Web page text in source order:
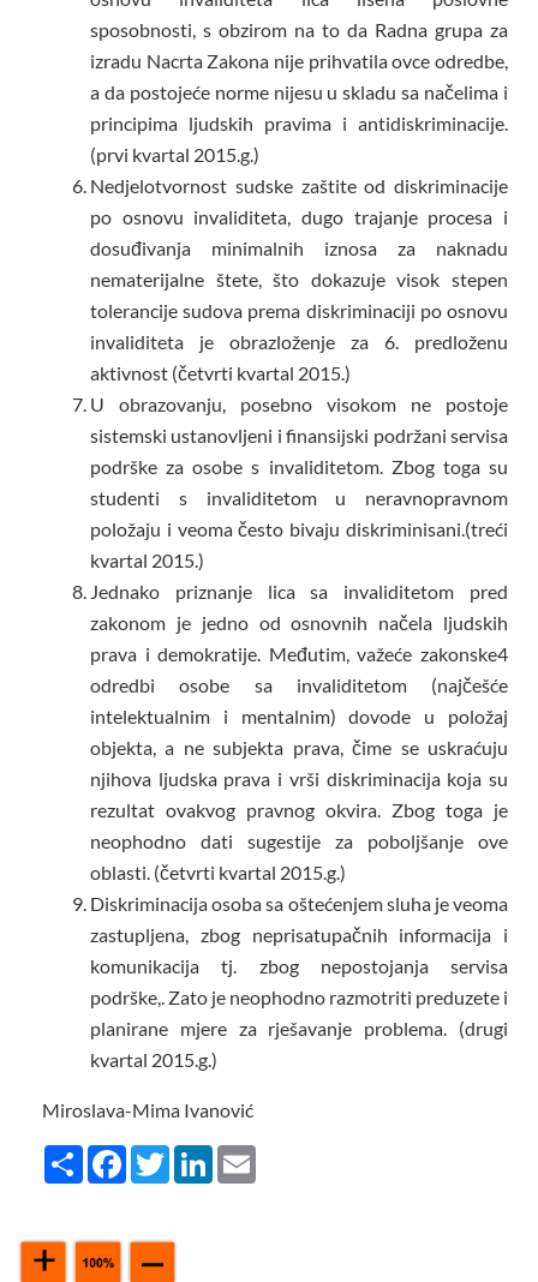
sposobnosti, s obzirom na to da Radna grupa za
izradu Nacrta Zakona nije prihvatila ovce odredbe,
a da postojeće norme nijesu u skladu sa načelima i
principima ljudskih pravima i antidiskriminacije.
(prvi kvartal 2015.g.)
Nedjelotvornost sudske zaštite od diskriminacije
po osnovu invaliditeta, dugo trajanje procesa i
dosuđivanja minimalnih iznosa za naknadu
nematerijalne štete, što dokazuje visok stepen
tolerancije sudova prema diskriminaciji po osnovu
invaliditeta je obrazloženje za 6. predloženu
aktivnost (četvrti kvartal 2015.)
U obrazovanju, posebno visokom ne postoje
sistemski ustanovljeni i finansijski podržani servisa
podrške za osobe s invaliditetom. Zbog toga su
studenti s invaliditetom u neravnopravnom
položaju i veoma često bivaju diskriminisani.(treći
kvartal 2015.)
Jednako priznanje lica sa invaliditetom pred
zakonom je jedno od osnovnih načela ljudskih
prava i demokratije. Međutim, važeće zakonske4
odredbi osobe sa invaliditetom (najčešće
intelektualnim i mentalnim) dovode u položaj
objekta, a ne subjekta prava, čime se uskraćuju
njihova ljudska prava i vrši diskriminacija koja su
rezultat ovakvog pravnog okvira. Zbog toga je
neophodno dati sugestije za poboljšanje ove
oblasti. (četvrti kvartal 2015.g.)
Diskriminacija osoba sa oštećenjem sluha je veoma
zastupljena, zbog neprisatupačnih informacija i
komunikacija tj. zbog nepostojanja servisa
podrške,. Zato je neophodno razmotriti preduzete i
planirane mjere za rješavanje problema. (drugi
kvartal 2015.g.)
Miroslava-Mima Ivanović
Share FacebookTwitterLinkedIn